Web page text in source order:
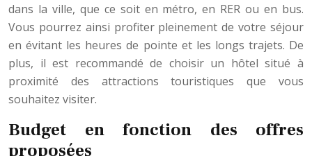
dans la ville, que ce soit en métro, en RER ou en bus.
Vous pourrez ainsi profiter pleinement de votre séjour
en évitant les heures de pointe et les longs trajets. De
plus, il est recommandé de choisir un hôtel situé à
proximité des attractions touristiques que vous
souhaitez visiter.
Budget en fonction des offres
proposées